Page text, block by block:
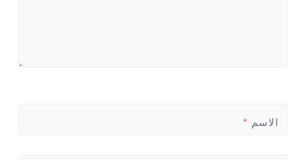
الاسم *